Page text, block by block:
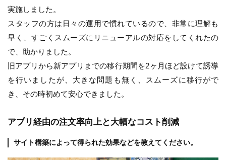
実施しました。
スタッフの方は日々の運用で慣れているので、非常に理解も
早く、すごくスムーズにリニューアルの対応をしてくれたの
で、助かりました。
旧アプリから新アプリまでの移行期間を2ヶ月ほど設けて誘導
を行いましたが、大きな問題も無く、スムーズに移行がで
き、その時初めて安心できました。
アプリ経由の注文率向上と大幅なコスト削減
サイト構築によって得られた効果などを教えてください。